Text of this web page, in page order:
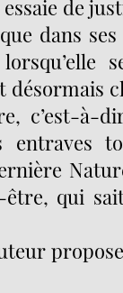
essaie de
dans
c’est-à-
entraves
qui